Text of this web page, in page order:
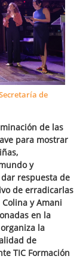
de
de las
para mostrar
y
respuesta de
de erradicarlas
y Amani
en la
la
de
TIC Formación